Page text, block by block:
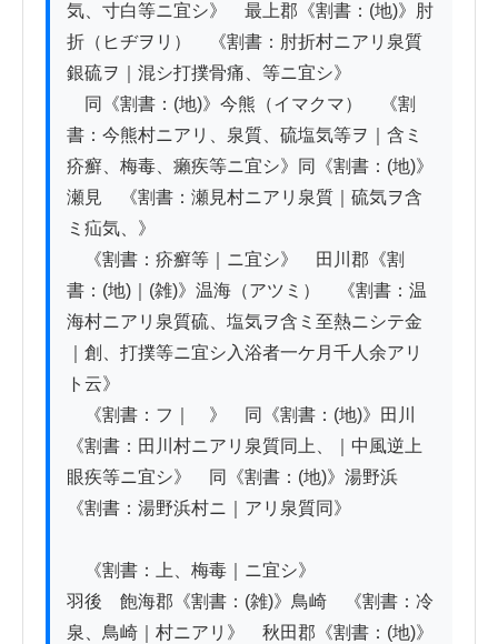
気、寸白等ニ宜シ》　最上郡《割書：(地)》肘
折（ヒヂヲリ）　《割書：肘折村ニアリ泉質
銀硫ヲ｜混シ打撲骨痛、等ニ宜シ》
同《割書：(地)》今熊（イマクマ）　《割
書：今熊村ニアリ、泉質、硫塩気等ヲ｜含ミ
疥癬、梅毒、癩疾等ニ宜シ》同《割書：(地)》
瀬見　《割書：瀬見村ニアリ泉質｜硫気ヲ含
ミ疝気、》
《割書：疥癬等｜ニ宜シ》　田川郡《割
書：(地)｜(雑)》温海（アツミ）　《割書：温
海村ニアリ泉質硫、塩気ヲ含ミ至熱ニシテ金
｜創、打撲等ニ宜シ入浴者一ケ月千人余アリ
ト云》
《割書：フ｜　》　同《割書：(地)》田川
《割書：田川村ニアリ泉質同上、｜中風逆上
眼疾等ニ宜シ》　同《割書：(地)》湯野浜
《割書：湯野浜村ニ｜アリ泉質同》
《割書：上、梅毒｜ニ宜シ》
羽後　飽海郡《割書：(雑)》鳥崎　《割書：冷
泉、鳥崎｜村ニアリ》　秋田郡《割書：(地)》